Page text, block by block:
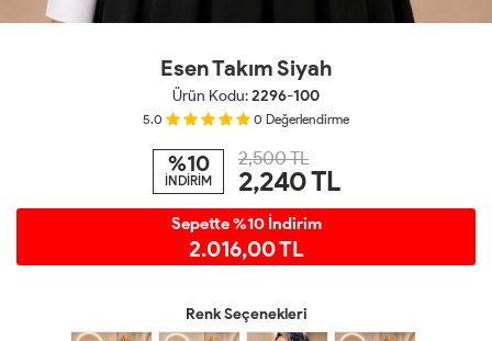
Esen Takım Siyah
Ürün Kodu:2296-100
5.0 0 Değerlendirme
%10
İNDİRİM
2,500 TL
2,240TL
Sepette %10 İndirim
2.016,00 TL
Renk Seçenekleri